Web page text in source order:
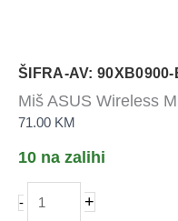
ŠIFRA-AV: 90XB0900-
Miš ASUS Wireless
71.00 KM
10 na zalihi
-
ASUS
+